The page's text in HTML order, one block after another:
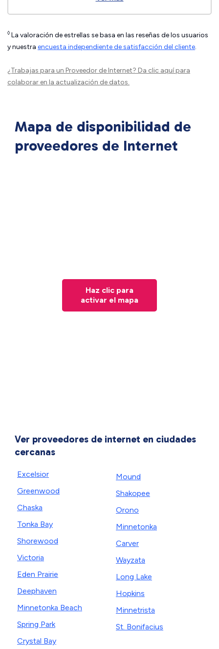
◊ La valoración de estrellas se basa en las reseñas de los usuarios
y nuestra encuesta independiente de satisfacción del cliente.
¿Trabajas para un Proveedor de Internet? Da clic aquípara
colaborar en la actualización de datos.
Mapa de disponibilidad de
proveedores de Internet
Haz clic para
activar el mapa
Ver proveedores de internet en ciudades
cercanas
Excelsior
Greenwood
Chaska
Tonka Bay
Shorewood
Victoria
Eden Prairie
Deephaven
Minnetonka Beach
Spring Park
Crystal Bay
Mound
Shakopee
Orono
Minnetonka
Carver
Wayzata
Long Lake
Hopkins
Minnetrista
St. Bonifacius